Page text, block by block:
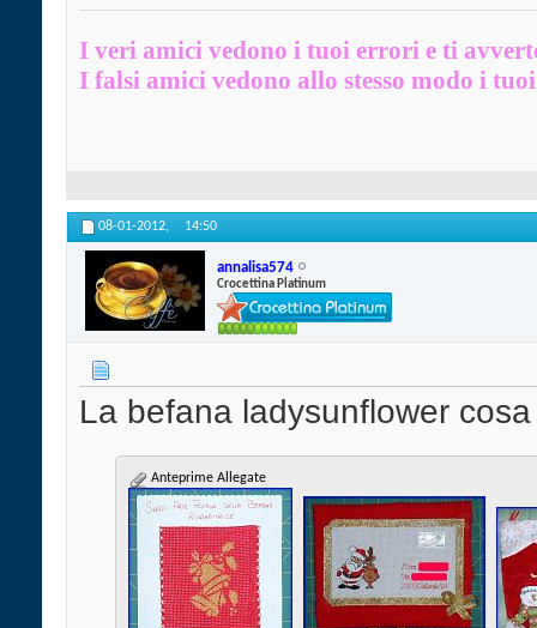
I veri amici vedono i tuoi errori e ti
I falsi amici vedono allo stesso modo i
08-01-2012, 14:50
annalisa574
Crocettina Platinum
La befana ladysunflower
Anteprime Allegate